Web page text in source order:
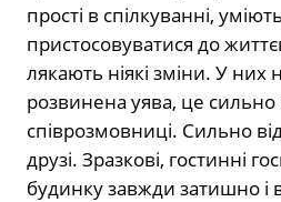
прості в спілкуванні,
пристосовуватися до
лякають ніякі зміни. У них
розвинена уява, це сильно
співрозмовниці. Сильно
друзі. Зразкові, гостинні
будинку завжди затишно і